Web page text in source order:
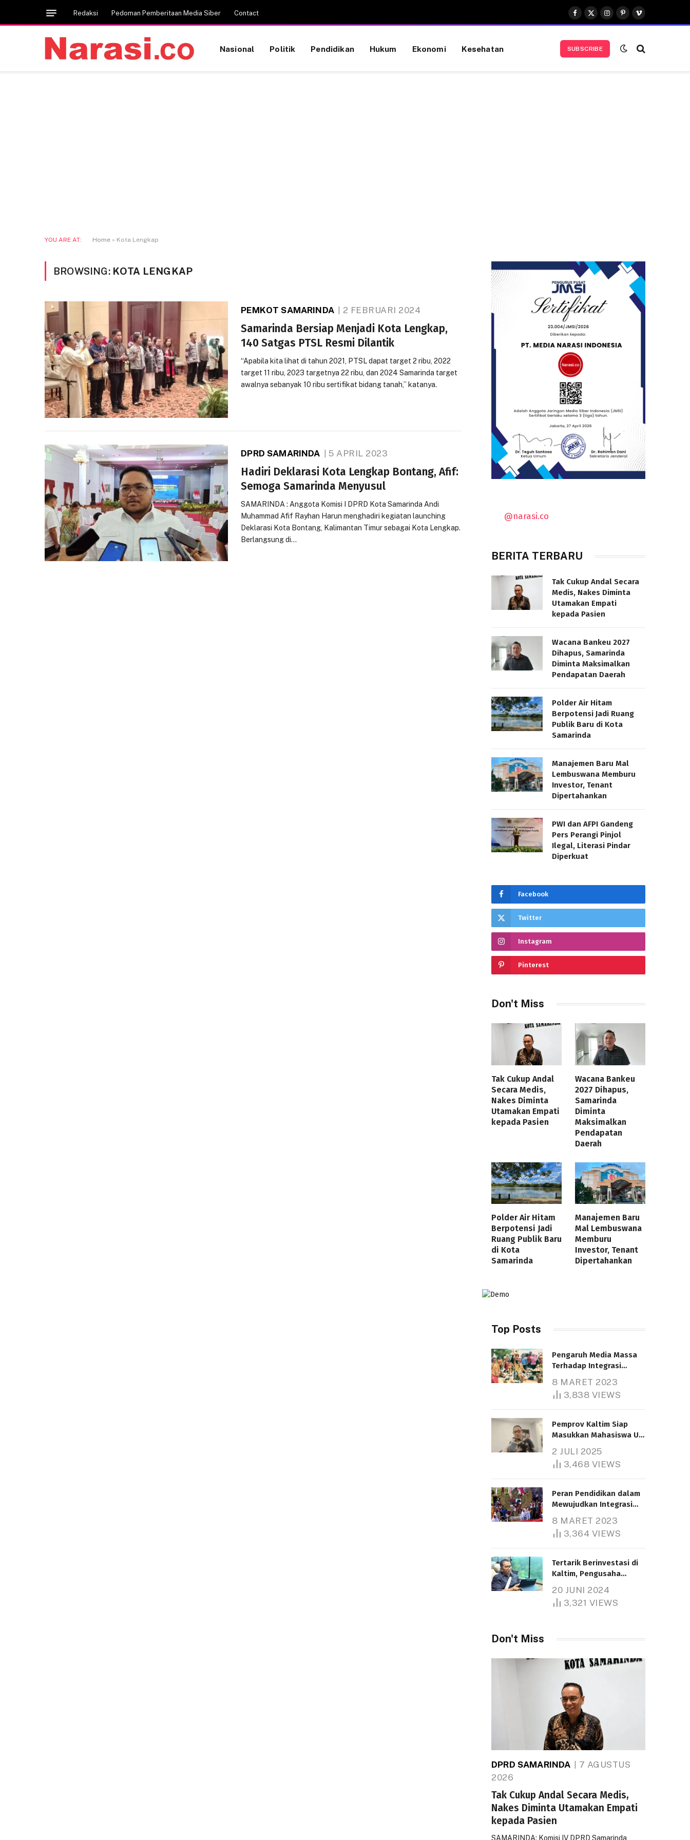
Redaksi Pedoman Pemberitaan Media Siber Contact
Facebook
X
(Twitter)
Instagram
Pinterest
Vimeo
Nasional Politik Pendidikan Hukum Ekonomi Kesehatan SUBSCRIBE
YOU ARE AT: Home » Kota Lengkap
BROWSING: KOTA LENGKAP
PEMKOT SAMARINDA 2 FEBRUARI 2024
Samarinda Bersiap Menjadi Kota Lengkap,
140 Satgas PTSL Resmi Dilantik
“Apabila kita lihat di tahun 2021, PTSL dapat target 2 ribu, 2022
target 11 ribu, 2023 targetnya 22 ribu, dan 2024 Samarinda target
awalnya sebanyak 10 ribu sertifikat bidang tanah,” katanya.
DPRD SAMARINDA 5 APRIL 2023
Hadiri Deklarasi Kota Lengkap Bontang, Afif:
Semoga Samarinda Menyusul
SAMARINDA : Anggota Komisi I DPRD Kota Samarinda Andi
Muhammad Afif Rayhan Harun menghadiri kegiatan launching
Deklarasi Kota Bontang, Kalimantan Timur sebagai Kota Lengkap.
Berlangsung di…
@narasi.co
BERITA TERBARU
Tak Cukup Andal Secara
Medis, Nakes Diminta
Utamakan Empati
kepada Pasien
Wacana Bankeu 2027
Dihapus, Samarinda
Diminta Maksimalkan
Pendapatan Daerah
Polder Air Hitam
Berpotensi Jadi Ruang
Publik Baru di Kota
Samarinda
Manajemen Baru Mal
Lembuswana Memburu
Investor, Tenant
Dipertahankan
PWI dan AFPI Gandeng
Pers Perangi Pinjol
Ilegal, Literasi Pindar
Diperkuat
Facebook
Twitter
Instagram
Pinterest
Don't Miss
Tak Cukup Andal
Secara Medis,
Nakes Diminta
Utamakan Empati
kepada Pasien
Wacana Bankeu
2027 Dihapus,
Samarinda
Diminta
Maksimalkan
Pendapatan
Daerah
Polder Air Hitam
Berpotensi Jadi
Ruang Publik Baru
di Kota
Samarinda
Manajemen Baru
Mal Lembuswana
Memburu
Investor, Tenant
Dipertahankan
Top Posts
Pengaruh Media Massa
Terhadap Integrasi
8 MARET 2023
3,838 VIEWS
Pemprov Kaltim Siap
Masukkan Mahasiswa UT
Bantuan Pendidikan
Gratispol
2 JULI 2025
3,468 VIEWS
Peran Pendidikan dalam
Mewujudkan Integrasi
8 MARET 2023
3,364 VIEWS
Tertarik Berinvestasi di
Kaltim, Pengusaha
1.000 Hektare
20 JUNI 2024
3,321 VIEWS
Don't Miss
DPRD SAMARINDA
7 AGUSTUS
2026
Tak Cukup Andal Secara Medis,
Nakes Diminta Utamakan Empati
kepada Pasien
SAMARINDA: Komisi IV DPRD Samarinda